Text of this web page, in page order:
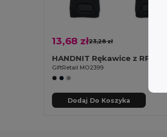
13,68 zł23,28 zł
HANDNIT Rękawice z RPET
GiftRetail MO2399
Dodaj Do Koszyka